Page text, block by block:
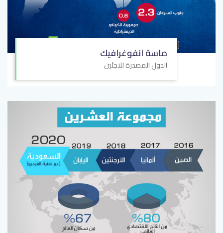
ماسة انفوغرافيك
الدول المصدرة للاجئين